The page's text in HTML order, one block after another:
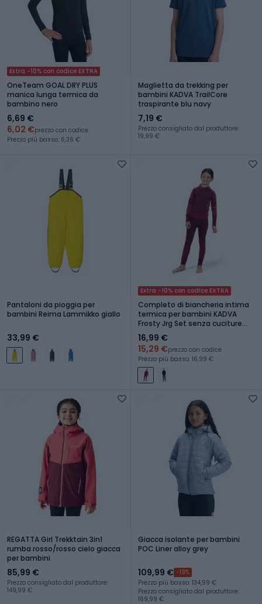
Extra -10% con codice EXTRA
OneTeam GOAL DRY PLUS
manica lunga termica da
bambino nero
6,69 €
6,02 €prezzo con codice
Prezzo più basso: 6,36 €
Maglietta da trekking per
bambini KADVA TrailCore
traspirante blu navy
7,19 €
Prezzo consigliato dal produttore:
19,99 €
Pantaloni da pioggia per
bambini Reima Lammikko giallo
33,99 €
Extra -10% con codice EXTRA
Completo di biancheria intima
termica per bambini KADVA
Frosty Jrg Set senza cuciture
rosa
16,99 €
15,29 €prezzo con codice
Prezzo più basso: 16,99 €
REGATTA Girl Trekktain 3in1
rumba rosso/rosso cielo giacca
per bambini
85,99 €
Prezzo consigliato dal produttore:
149,99 €
Giacca isolante per bambini
POC Liner alloy grey
109,99 € -19%
Prezzo più basso: 134,99 €
Prezzo consigliato dal produttore:
169,99 €